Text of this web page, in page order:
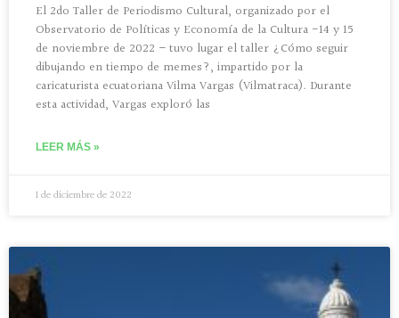
El 2do Taller de Periodismo Cultural, organizado por el
Observatorio de Políticas y Economía de la Cultura -14 y 15
de noviembre de 2022 – tuvo lugar el taller ¿Cómo seguir
dibujando en tiempo de memes?, impartido por la
caricaturista ecuatoriana Vilma Vargas (Vilmatraca). Durante
esta actividad, Vargas exploró las
LEER MÁS »
1 de diciembre de 2022